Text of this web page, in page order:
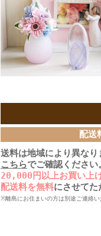
配送
送料は地域により異なり
こちらでご確認ください。
20,000円以上お買い上
配送料を無料にさせてた
※離島にお住まいの方は別途ご連絡い